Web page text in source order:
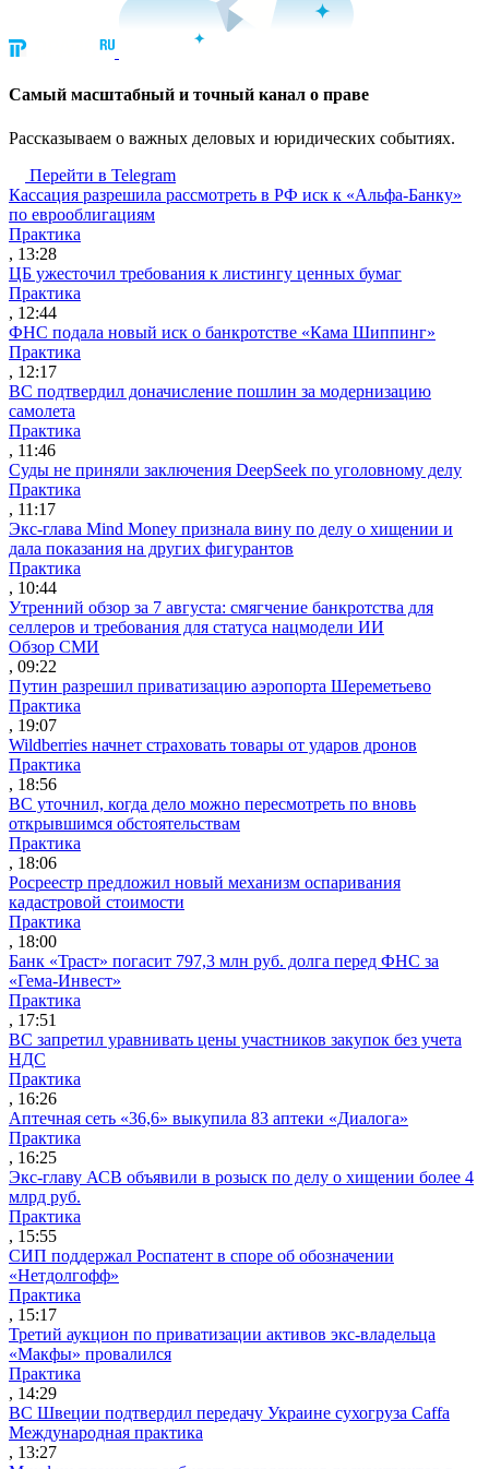
Cамый масштабный и точный канал о праве
Рассказываем о важных деловых и юридических событиях.
Перейти в Telegram
Кассация разрешила рассмотреть в РФ иск к «Альфа-Банку»
по еврооблигациям
Практика
, 13:28
ЦБ ужесточил требования к листингу ценных бумаг
Практика
, 12:44
ФНС подала новый иск о банкротстве «Кама Шиппинг»
Практика
, 12:17
ВС подтвердил доначисление пошлин за модернизацию
самолета
Практика
, 11:46
Суды не приняли заключения DeepSeek по уголовному делу
Практика
, 11:17
Экс-глава Mind Money признала вину по делу о хищении и
дала показания на других фигурантов
Практика
, 10:44
Утренний обзор за 7 августа: смягчение банкротства для
селлеров и требования для статуса нацмодели ИИ
Обзор СМИ
, 09:22
Путин разрешил приватизацию аэропорта Шереметьево
Практика
, 19:07
Wildberries начнет страховать товары от ударов дронов
Практика
, 18:56
ВС уточнил, когда дело можно пересмотреть по вновь
открывшимся обстоятельствам
Практика
, 18:06
Росреестр предложил новый механизм оспаривания
кадастровой стоимости
Практика
, 18:00
Банк «Траст» погасит 797,3 млн руб. долга перед ФНС за
«Гема-Инвест»
Практика
, 17:51
ВС запретил уравнивать цены участников закупок без учета
НДС
Практика
, 16:26
Аптечная сеть «36,6» выкупила 83 аптеки «Диалога»
Практика
, 16:25
Экс-главу АСВ объявили в розыск по делу о хищении более 4
млрд руб.
Практика
, 15:55
СИП поддержал Роспатент в споре об обозначении
«Нетдолгофф»
Практика
, 15:17
Третий аукцион по приватизации активов экс-владельца
«Макфы» провалился
Практика
, 14:29
ВС Швеции подтвердил передачу Украине сухогруза Caffa
Международная практика
, 13:27